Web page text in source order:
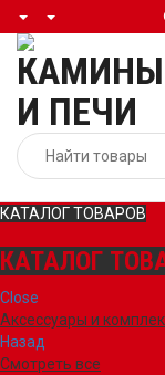
КАТАЛОГ ТОВАРОВ
КАТАЛОГ
Close
Аксессуары и
Назад
Смотреть все